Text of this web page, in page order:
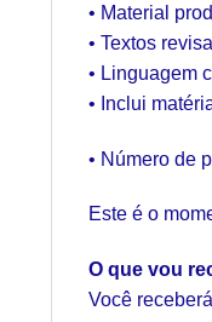
• Material
• Textos
• Linguagem
• Inclui
• Número de
Este é o
O que vou
Você